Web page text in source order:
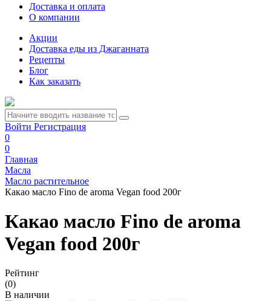
Доставка и оплата
О компании
Акции
Доставка еды из Джаганната
Рецепты
Блог
Как заказать
Войти Регистрация
0
0
Главная
Масла
Масло растительное
Какао масло Fino de aroma Vegan food 200г
Какао масло Fino de aroma
Vegan food 200г
Рейтинг
(0)
В наличии